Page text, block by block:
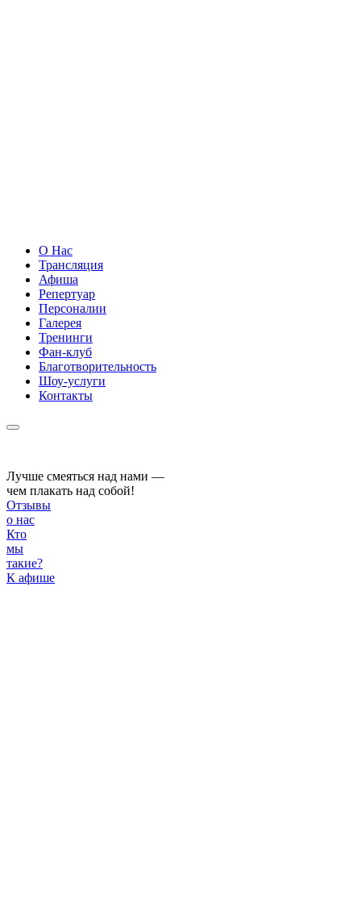
О Нас
Трансляция
Афиша
Репертуар
Персоналии
Галерея
Тренинги
Фан-клуб
Благотворительность
Шоу-услуги
Контакты
Лучше смеяться над нами —
чем плакать над собой!
Отзывы
о нас
Кто
мы
такие?
К афише